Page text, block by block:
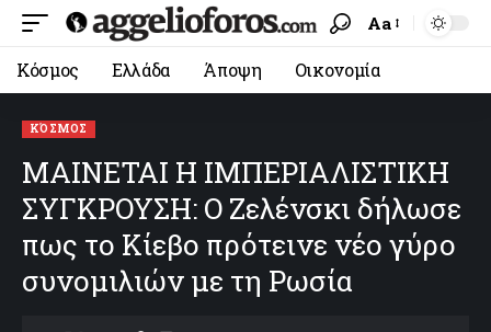
Aa
Κόσμος Ελλάδα Άποψη Οικονομία
ΚΌΣΜΟΣ
ΜΑΙΝΕΤΑΙ Η ΙΜΠΕΡΙΑΛΙΣΤΙΚΗ
ΣΥΓΚΡΟΥΣΗ: Ο Ζελένσκι δήλωσε
πως το Κίεβο πρότεινε νέο γύρο
συνομιλιών με τη Ρωσία